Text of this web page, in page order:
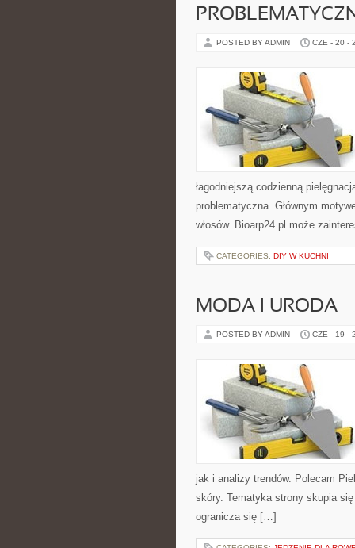
POSTED BY ADMIN CZE - 20 -
łagodniejszą codzienną
problematyczna. Głównym
włosów. Bioarp24.pl może
CATEGORIES: DIY W KUCHNI
MODA I URODA
POSTED BY ADMIN CZE - 19 -
jak i analizy trendów. Polecam
skóry. Tematyka strony skupia
ogranicza się […]